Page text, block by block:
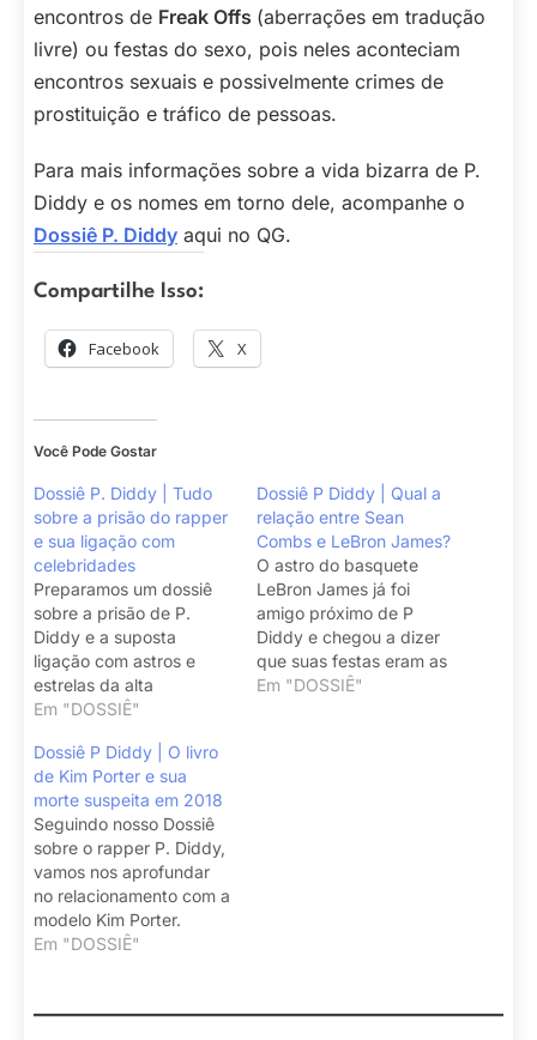
encontros de Freak Offs (aberrações em tradução
livre) ou festas do sexo, pois neles aconteciam
encontros sexuais e possivelmente crimes de
prostituição e tráfico de pessoas.
Para mais informações sobre a vida bizarra de P.
Diddy e os nomes em torno dele, acompanhe o
Dossiê P. Diddy aqui no QG.
Compartilhe Isso:
Facebook X
Você Pode Gostar
Dossiê P. Diddy | Tudo
sobre a prisão do rapper
e sua ligação com
celebridades
Preparamos um dossiê
sobre a prisão de P.
Diddy e a suposta
ligação com astros e
estrelas da alta
Hollywood.
Em "DOSSIÊ"
Dossiê P Diddy | Qual a
relação entre Sean
Combs e LeBron James?
O astro do basquete
LeBron James já foi
amigo próximo de P
Diddy e chegou a dizer
que suas festas eram as
melhores de todas.
Em "DOSSIÊ"
Dossiê P Diddy | O livro
de Kim Porter e sua
morte suspeita em 2018
Seguindo nosso Dossiê
sobre o rapper P. Diddy,
vamos nos aprofundar
no relacionamento com a
modelo Kim Porter.
Em "DOSSIÊ"